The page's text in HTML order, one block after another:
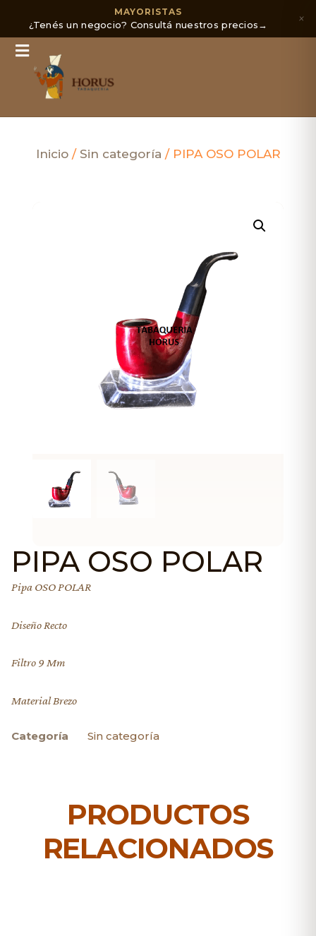
MAYORISTAS
¿Tenés un negocio? Consultá nuestros precios→ ×
Inicio/ Sin categoría / PIPA OSO POLAR
PIPA OSO POLAR
Pipa OSO POLAR
Diseño Recto
Filtro 9 Mm
Material Brezo
Categoría Sin categoría
PRODUCTOS
RELACIONADOS